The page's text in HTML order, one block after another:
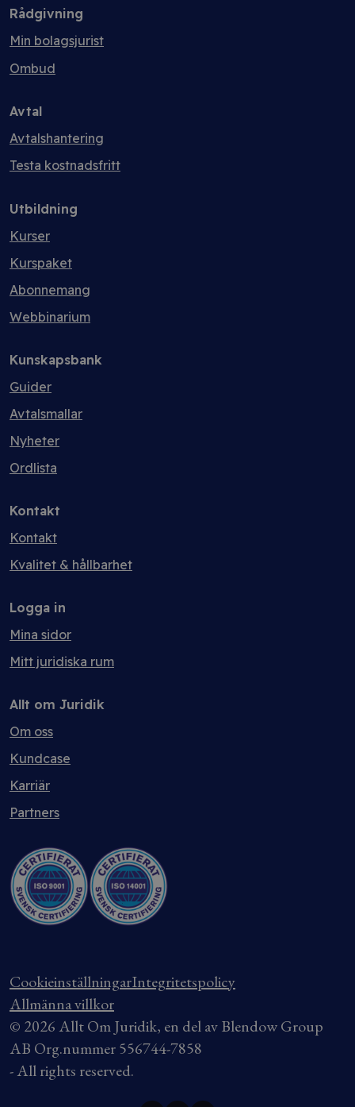
Rådgivning
Min bolagsjurist
Ombud
Avtal
Avtalshantering
Testa kostnadsfritt
Utbildning
Kurser
Kurspaket
Abonnemang
Webbinarium
Kunskapsbank
Guider
Avtalsmallar
Nyheter
Ordlista
Kontakt
Kontakt
Kvalitet & hållbarhet
Logga in
Mina sidor
Mitt juridiska rum
Allt om Juridik
Om oss
Kundcase
Karriär
Partners
CookieinställningarIntegritetspolicy
Allmänna villkor
© 2026 Allt Om Juridik, en del av Blendow Group
AB Org.nummer 556744-7858
- All rights reserved.